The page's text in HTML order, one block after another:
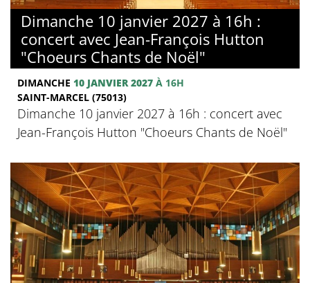
Dimanche 10 janvier 2027 à 16h :
concert avec Jean-François Hutton
"Choeurs Chants de Noël"
DIMANCHE 10 JANVIER 2027 À 16H
SAINT-MARCEL (75013)
Dimanche 10 janvier 2027 à 16h : concert avec
Jean-François Hutton "Choeurs Chants de Noël"